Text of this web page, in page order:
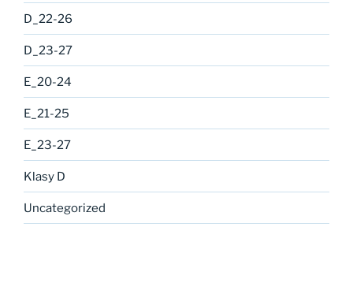
D_22-26
D_23-27
E_20-24
E_21-25
E_23-27
Klasy D
Uncategorized